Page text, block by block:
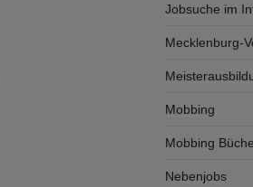
Jobsuche im
Mecklenburg-
Mobbing
Mobbing
Nebenjobs